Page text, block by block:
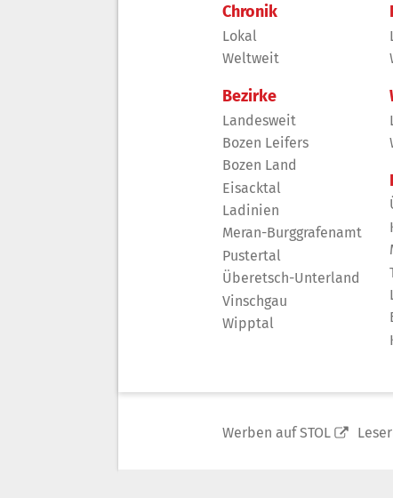
Chronik
Lokal
Weltweit
Bezirke
Landesweit
Bozen Leifers
Bozen Land
Eisacktal
Ladinien
Meran-Burggrafenamt
Pustertal
Überetsch-Unterland
Vinschgau
Wipptal
Werben auf STOL